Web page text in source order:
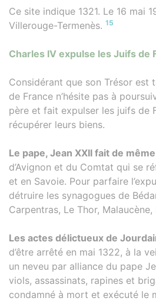
Ce site indique 1321. Le 16 mai
Villerouge-Termenès. 15
Charles IV expulse les Juifs de
Considérant que son Trésor est
de France n’hésite pas à
père et fait expulser les juifs de
récupérer leurs biens.
Le pape, Jean XXII fait de
d’Avignon et du Comtat qui se
et en Savoie. Pour parfaire
détruire les synagogues de
Carpentras, Le Thor,
Les actes délictueux de
d’être arrêté en mai 1322, à la
un neveu par alliance du pape
viols, assassinats, rapines et
condamné à mort et exécuté le